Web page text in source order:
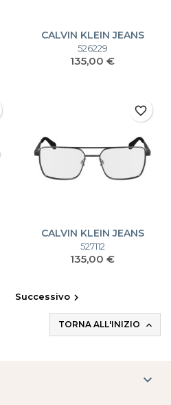
CALVIN KLEIN JEANS
CKJ24203 CKJ24203
526229
Prezzo
135,00 €
CALVIN KLEIN JEANS
CKJ24204 CKJ24204
527112
Prezzo
135,00 €
favorite_border
Successivo
TORNA ALL'INIZIO 
